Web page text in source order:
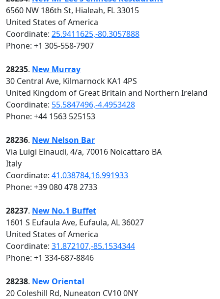
6560 NW 186th St, Hialeah, FL 33015
United States of America
Coordinate: 25.9411625,-80.3057888
Phone: +1 305-558-7907
28235. New Murray
30 Central Ave, Kilmarnock KA1 4PS
United Kingdom of Great Britain and Northern Ireland
Coordinate: 55.5847496,-4.4953428
Phone: +44 1563 525153
28236. New Nelson Bar
Via Luigi Einaudi, 4/a, 70016 Noicattaro BA
Italy
Coordinate: 41.038784,16.991933
Phone: +39 080 478 2733
28237. New No.1 Buffet
1601 S Eufaula Ave, Eufaula, AL 36027
United States of America
Coordinate: 31.872107,-85.1534344
Phone: +1 334-687-8846
28238. New Oriental
20 Coleshill Rd, Nuneaton CV10 0NY